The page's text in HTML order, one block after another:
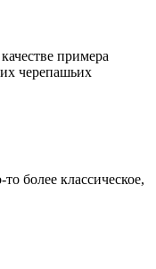
примера
черепашьих
более классическое,